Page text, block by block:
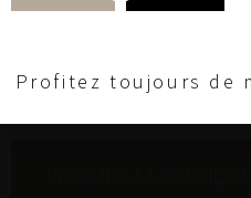
Votre panier est
Profitez toujours de